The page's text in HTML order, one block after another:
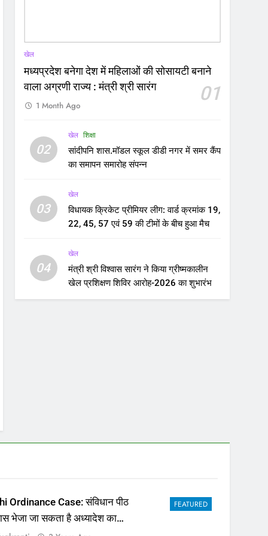
खेल
मध्यप्रदेश बनेगा देश में महिलाओं की सोसायटी बनाने
वाला अग्रणी राज्य : मंत्री श्री सारंग
01
1 Month Ago
02
खेल शिक्षा
सांदीपनि शास.मॉडल स्कूल डीडी नगर में समर कैंप
का समापन समारोह संपन्न
03
खेल
विधायक क्रिकेट प्रीमियर लीग: वार्ड क्रमांक 19,
22, 45, 57 एवं 59 की टीमों के बीच हुआ मैच
04
खेल
मंत्री श्री विश्वास सारंग ने किया ग्रीष्मकालीन
खेल प्रशिक्षण शिविर आरोह-2026 का शुभारंभ
FEATURED
Ordinance Case: संविधान पीठ
भेजा जा सकता है अध्यादेश का